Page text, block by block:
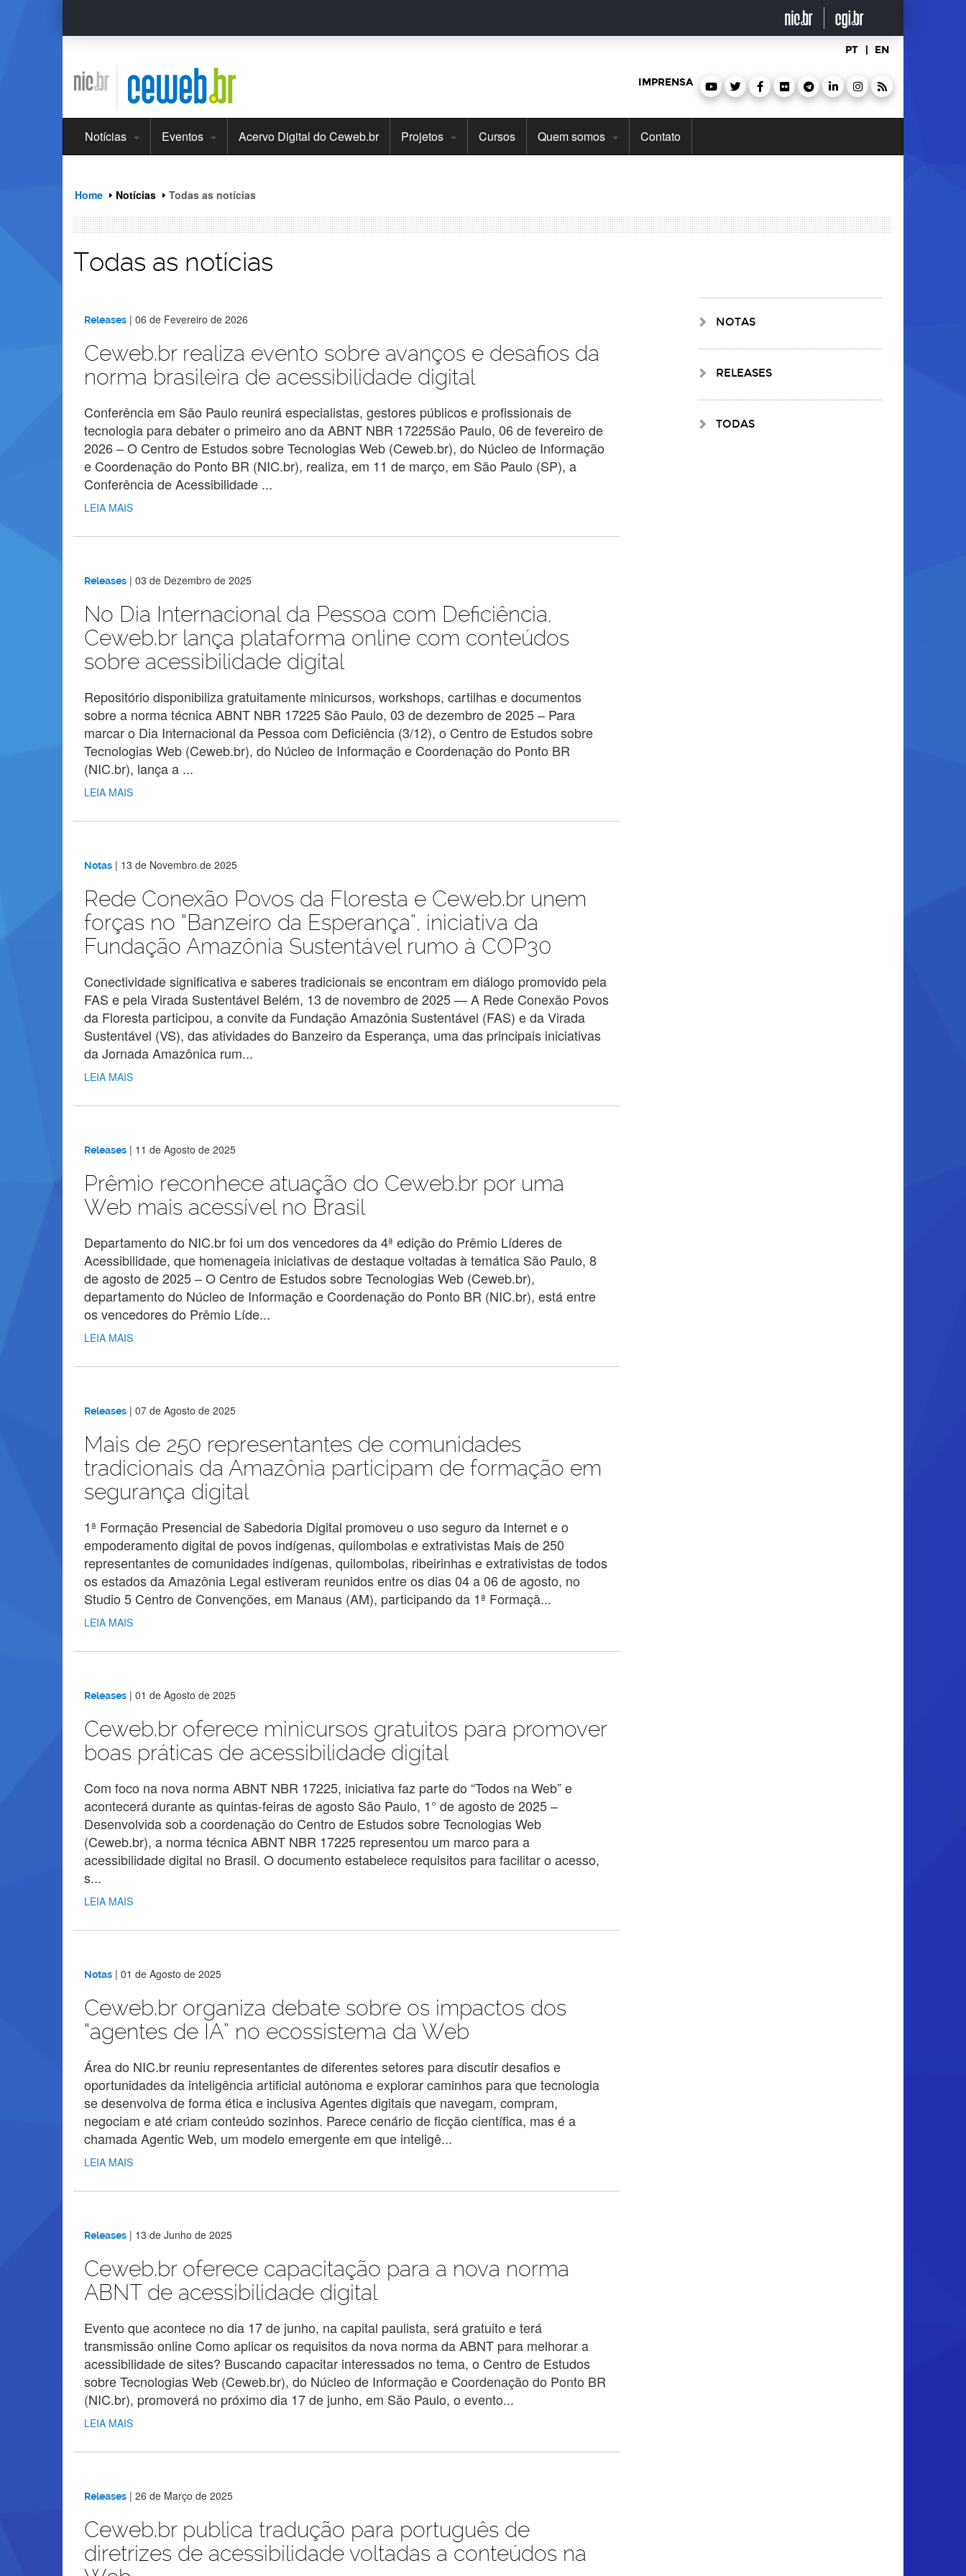
PT | EN
IMPRENSA
Notícias Eventos Acervo Digital do Ceweb.br Projetos Cursos Quem somos Contato
Home Notícias Todas as notícias
Todas as notícias
Todas
as
notícias
Releases | 06 de Fevereiro de 2026
Ceweb.br realiza evento sobre avanços e desafios da
norma brasileira de acessibilidade digital
Conferência em São Paulo reunirá especialistas, gestores públicos e profissionais de
tecnologia para debater o primeiro ano da ABNT NBR 17225São Paulo, 06 de fevereiro de
2026 – O Centro de Estudos sobre Tecnologias Web (Ceweb.br), do Núcleo de Informação
e Coordenação do Ponto BR (NIC.br), realiza, em 11 de março, em São Paulo (SP), a
Conferência de Acessibilidade ...
LEIA MAIS
Releases | 03 de Dezembro de 2025
No Dia Internacional da Pessoa com Deficiência,
Ceweb.br lança plataforma online com conteúdos
sobre acessibilidade digital
Repositório disponibiliza gratuitamente minicursos, workshops, cartilhas e documentos
sobre a norma técnica ABNT NBR 17225 São Paulo, 03 de dezembro de 2025 – Para
marcar o Dia Internacional da Pessoa com Deficiência (3/12), o Centro de Estudos sobre
Tecnologias Web (Ceweb.br), do Núcleo de Informação e Coordenação do Ponto BR
(NIC.br), lança a ...
LEIA MAIS
Notas | 13 de Novembro de 2025
Rede Conexão Povos da Floresta e Ceweb.br unem
forças no “Banzeiro da Esperança”, iniciativa da
Fundação Amazônia Sustentável rumo à COP30
Conectividade significativa e saberes tradicionais se encontram em diálogo promovido pela
FAS e pela Virada Sustentável Belém, 13 de novembro de 2025 — A Rede Conexão Povos
da Floresta participou, a convite da Fundação Amazônia Sustentável (FAS) e da Virada
Sustentável (VS), das atividades do Banzeiro da Esperança, uma das principais iniciativas
da Jornada Amazônica rum...
LEIA MAIS
Releases | 11 de Agosto de 2025
Prêmio reconhece atuação do Ceweb.br por uma
Web mais acessível no Brasil
Departamento do NIC.br foi um dos vencedores da 4ª edição do Prêmio Líderes de
Acessibilidade, que homenageia iniciativas de destaque voltadas à temática São Paulo, 8
de agosto de 2025 – O Centro de Estudos sobre Tecnologias Web (Ceweb.br),
departamento do Núcleo de Informação e Coordenação do Ponto BR (NIC.br), está entre
os vencedores do Prêmio Líde...
LEIA MAIS
Releases | 07 de Agosto de 2025
Mais de 250 representantes de comunidades
tradicionais da Amazônia participam de formação em
segurança digital
1ª Formação Presencial de Sabedoria Digital promoveu o uso seguro da Internet e o
empoderamento digital de povos indígenas, quilombolas e extrativistas Mais de 250
representantes de comunidades indígenas, quilombolas, ribeirinhas e extrativistas de todos
os estados da Amazônia Legal estiveram reunidos entre os dias 04 a 06 de agosto, no
Studio 5 Centro de Convenções, em Manaus (AM), participando da 1ª Formaçã...
LEIA MAIS
Releases | 01 de Agosto de 2025
Ceweb.br oferece minicursos gratuitos para promover
boas práticas de acessibilidade digital
Com foco na nova norma ABNT NBR 17225, iniciativa faz parte do “Todos na Web” e
acontecerá durante as quintas-feiras de agosto São Paulo, 1° de agosto de 2025 –
Desenvolvida sob a coordenação do Centro de Estudos sobre Tecnologias Web
(Ceweb.br), a norma técnica ABNT NBR 17225 representou um marco para a
acessibilidade digital no Brasil. O documento estabelece requisitos para facilitar o acesso,
s...
LEIA MAIS
Notas | 01 de Agosto de 2025
Ceweb.br organiza debate sobre os impactos dos
“agentes de IA” no ecossistema da Web
Área do NIC.br reuniu representantes de diferentes setores para discutir desafios e
oportunidades da inteligência artificial autônoma e explorar caminhos para que tecnologia
se desenvolva de forma ética e inclusiva Agentes digitais que navegam, compram,
negociam e até criam conteúdo sozinhos. Parece cenário de ficção científica, mas é a
chamada Agentic Web, um modelo emergente em que inteligê...
LEIA MAIS
Releases | 13 de Junho de 2025
Ceweb.br oferece capacitação para a nova norma
ABNT de acessibilidade digital
Evento que acontece no dia 17 de junho, na capital paulista, será gratuito e terá
transmissão online Como aplicar os requisitos da nova norma da ABNT para melhorar a
acessibilidade de sites? Buscando capacitar interessados no tema, o Centro de Estudos
sobre Tecnologias Web (Ceweb.br), do Núcleo de Informação e Coordenação do Ponto BR
(NIC.br), promoverá no próximo dia 17 de junho, em São Paulo, o evento...
LEIA MAIS
Releases | 26 de Março de 2025
Ceweb.br publica tradução para português de
diretrizes de acessibilidade voltadas a conteúdos na
NOTAS
RELEASES
TODAS